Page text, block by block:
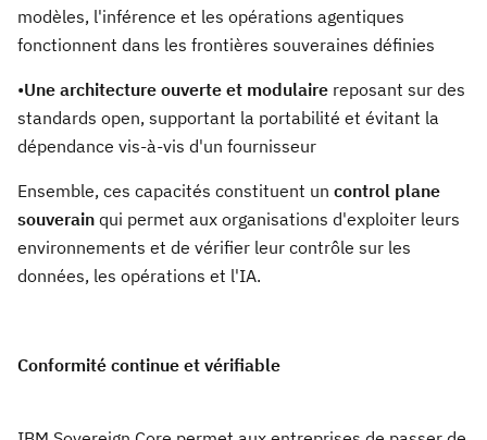
modèles, l'inférence et les opérations agentiques
fonctionnent dans les frontières souveraines définies
•Une architecture ouverte et modulaire reposant sur des
standards open, supportant la portabilité et évitant la
dépendance vis-à-vis d'un fournisseur
Ensemble, ces capacités constituent un control plane
souverain qui permet aux organisations d'exploiter leurs
environnements et de vérifier leur contrôle sur les
données, les opérations et l'IA.
Conformité continue et vérifiable